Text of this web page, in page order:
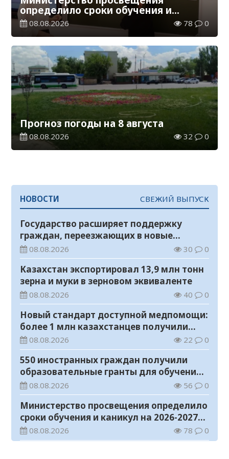
определило сроки обучения и
каникул на 2026-2027 учебный год
08.08.2026 78 0
Прогноз погоды на 8 августа
08.08.2026 32 0
НОВОСТИ СВЕЖИЙ ВЫПУСК
Государство расширяет поддержку
граждан, переезжающих в новые
регионы для работы
08.08.2026 30 0
Казахстан экспортировал 13,9 млн тонн
зерна и муки в зерновом эквиваленте
08.08.2026 40 0
Новый стандарт доступной медпомощи:
более 1 млн казахстанцев получили
телемедицинские услуги
08.08.2026 22 0
550 иностранных граждан получили
образовательные гранты для обучения в
Казахстане
08.08.2026 56 0
Министерство просвещения определило
сроки обучения и каникул на 2026-2027
учебный год
08.08.2026 78 0